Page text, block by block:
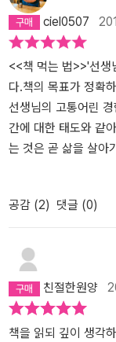
불편한 독서를 하자
따로 만들어 활용도
남겨두고 앞 장에는
을 찾았을때 적을 수
않을땐 단락마다 읽
여 읽는 습관이 필요
로 든든한 내면을 만
다. 다른 누군가에서
해서라도 꼭 한번쯤
을 요구한다지만,써
것만 같아꼭 한번 따
> 이 책에서는'불편
적이였다. ' 이처럼
이 사랑하고, 고통받
다른 사람, 다른 존재,
차듯이타자의 내부에
워진다. 어떤 책을 읽
학 시절 나는 전공인
만, 언제부터인가 소
기만 하는 게 아니라
고 있다. 공부와 취업
아하는 게 뭔지 알게
꿈꾸게 되었음을 나
터이며 나침반이다.
끊임없이 일깨웁니
겪는 아픔을 고집하
는 것을 아무 원망 없
독서가 늘 그런 생각
의 허물을 합리화하
다. 그래서 책 읽어
력을 얻기도 합니다.
나 소화가 잘되는 건
하는 독서는 바로 그
로를 돌아보는 반성
서 한 권씩 읽다 보면
다. 시야를 넓히는 것
을 읽는 것은 배움의
지 않기 위한 것.문학
잘 모르는 나를 돌아
니다..#저자는#반복
ciel0507
<<책 먹는 법>>'선생
다.책의 목표가 정확
선생님의 고통어린
간에 대한 태도와 같
는 것은 곧 삶을 살아
공감 (2) 댓글 (0)
친절한원양
책을 읽되 깊이 생각